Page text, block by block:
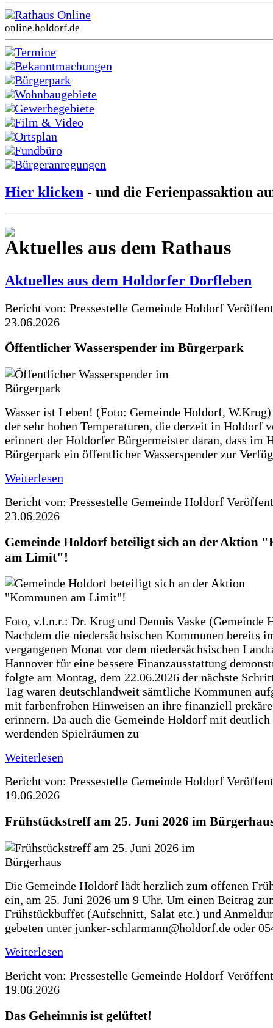
Rathaus Online
online.holdorf.de
Termine
Bekanntmachungen
Bürgerpark
Wohnbaugebiete
Gewerbegebiete
Film & Video
Ortsplan
Fundbüro
Bürgeranregungen
Hier klicken - und die Ferienpassaktion
Aktuelles aus dem Rathaus
Aktuelles aus dem Holdorfer Dorfleben
Bericht von: Pressestelle Gemeinde Holdorf
23.06.2026
Öffentlicher Wasserspender im Bürgerpark
Wasser ist Leben! (Foto: Gemeinde Holdorf,
der sehr hohen Temperaturen, die derzeit in Holdorf
erinnert der Holdorfer Bürgermeister daran, dass im
Bürgerpark ein öffentlicher Wasserspender zur
Weiterlesen
Bericht von: Pressestelle Gemeinde Holdorf
23.06.2026
Gemeinde Holdorf beteiligt sich an der Aktion
am Limit"!
Foto, v.l.n.r.: Dr. Krug und Dennis Vaske (Gemeinde
Nachdem die niedersächsischen Kommunen bereits
vergangenen Monat vor dem niedersächsischen
Hannover für eine bessere Finanzausstattung
folgte am Montag, dem 22.06.2026 der nächste
Tag waren deutschlandweit sämtliche Kommunen
mit farbenfrohen Hinweisen an ihre finanziell
erinnern. Da auch die Gemeinde Holdorf mit deutlich
werdenden Spielräumen zu
Weiterlesen
Bericht von: Pressestelle Gemeinde Holdorf
19.06.2026
Frühstückstreff am 25. Juni 2026 im
Die Gemeinde Holdorf lädt herzlich zum offenen
ein, am 25. Juni 2026 um 9 Uhr. Um einen Beitrag
Frühstückbuffet (Aufschnitt, Salat etc.) und
gebeten unter junker-schlarmann@holdorf.de oder
Weiterlesen
Bericht von: Pressestelle Gemeinde Holdorf
19.06.2026
Das Geheimnis ist gelüftet!